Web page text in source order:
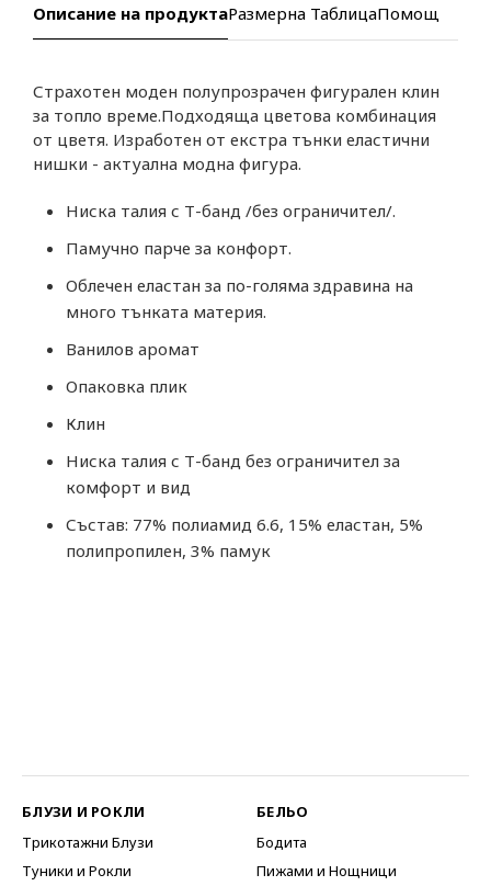
Описание на продуктаРазмерна ТаблицаПомощ
Страхотен моден полупрозрачен фигурален клин
за топло време.Подходяща цветова комбинация
от цветя. Изработен от екстра тънки еластични
нишки - актуална модна фигура.
Ниска талия с Т-банд /без ограничител/.
Памучно парче за конфорт.
Облечен еластан за по-голяма здравина на
много тънката материя.
Ванилов аромат
Опаковка плик
Клин
Ниска талия с Т-банд без ограничител за
комфорт и вид
Състав: 77% полиамид 6.6, 15% еластан, 5%
полипропилен, 3% памук
БЛУЗИ И РОКЛИ
Трикотажни Блузи
Туники и Рокли
БЕЛЬО
Бодита
Пижами и Нощници